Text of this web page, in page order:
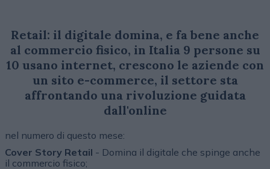
Retail: il digitale domina, e fa bene anche
al commercio fisico, in Italia 9 persone su
10 usano internet, crescono le aziende con
un sito e-commerce, il settore sta
affrontando una rivoluzione guidata
dall'online
nel numero di questo mese:
Cover Story Retail - Domina il digitale che spinge anche
il commercio fisico;